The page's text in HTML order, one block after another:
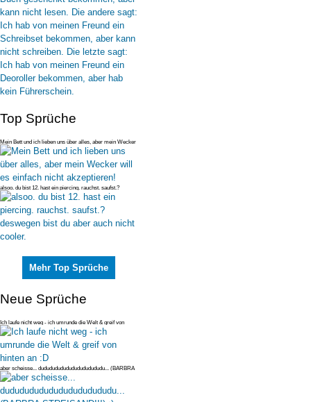
Top Sprüche
Mein Bett und ich lieben uns über alles, aber mein Wecker
will es einfac
alsoo. du bist 12. hast ein piercing. rauchst. saufst.?
deswegen bist du
Mehr Top Sprüche
Neue Sprüche
Ich laufe nicht weg - ich umrunde die Welt & greif von
hinten an :D
aber scheisse... dudududududududududududu... (BARBRA
STREISAND!!!) ;)